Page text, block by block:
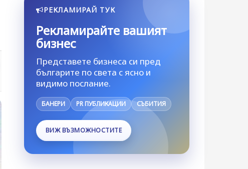
РЕКЛАМИРАЙ ТУК
Рекламирайте вашият
бизнес
Представете бизнеса си пред
българите по света с ясно и
видимо послание.
БАНЕРИ PR ПУБЛИКАЦИИ СЪБИТИЯ
ВИЖ ВЪЗМОЖНОСТИТЕ